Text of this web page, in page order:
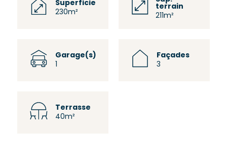
Superficie
230m²
terrain
211m²
Garage(s)
Façades
3
Terrasse
40m²